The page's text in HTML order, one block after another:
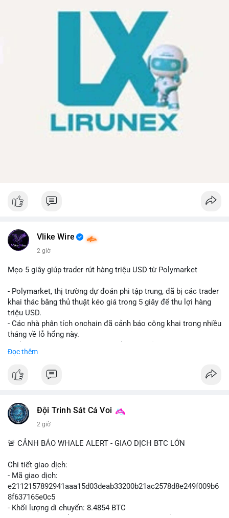
Vlike Wire
2 giờ
Mẹo 5 giây giúp trader rút hàng triệu USD từ Polymarket
- Polymarket, thị trường dự đoán phi tập trung, đã bị các trader
khai thác bằng thủ thuật kéo giá trong 5 giây để thu lợi hàng
triệu USD.
- Các nhà phân tích onchain đã cảnh báo công khai trong nhiều
tháng về lỗ hổng này.
bình theo thời gian (time-weighted prices), khiến việc đẩy giá
- Động thái này nhằm bảo vệ tính toàn vẹn của thị trường và
#polymarket #cryptonews #defi #marketintegrity
📰 Nguồn: CoinDesk
Đọc thêm
Đội Trinh Sát Cá Voi
2 giờ
🚨 CẢNH BÁO WHALE ALERT - GIAO DỊCH BTC LỚN
Chi tiết giao dịch:
- Mã giao dịch:
e2112157892941aaa15d03deab33200b21ac2578d8e249f009b6
8f637165e0c5
- Khối lượng di chuyển: 8.4854 BTC